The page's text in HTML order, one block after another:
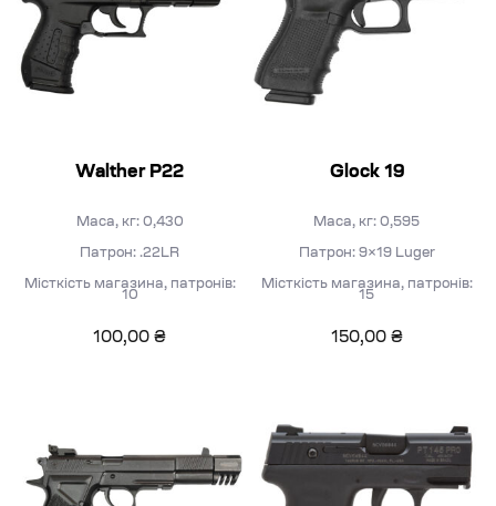
Walther P22
Маса, кг: 0,430
Патрон: .22LR
Місткість магазина, патронів:
10
100,00 ₴
Glock 19
Маса, кг: 0,595
Патрон: 9×19 Luger
Місткість магазина, патронів:
15
150,00 ₴